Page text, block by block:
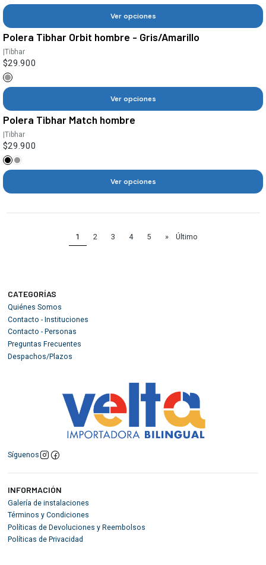
Ver opciones
Polera Tibhar Orbit hombre - Gris/Amarillo
|Tibhar
$29.900
Ver opciones
Polera Tibhar Match hombre
|Tibhar
$29.900
Ver opciones
1 2 3 4 5 » Último
CATEGORÍAS
Quiénes Somos
Contacto - Instituciones
Contacto - Personas
Preguntas Frecuentes
Despachos/Plazos
Síguenos
INFORMACIÓN
Galería de instalaciones
Términos y Condiciones
Políticas de Devoluciones y Reembolsos
Políticas de Privacidad